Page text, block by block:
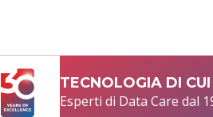
TECNOLOGIA DI
Esperti di Data Care dal